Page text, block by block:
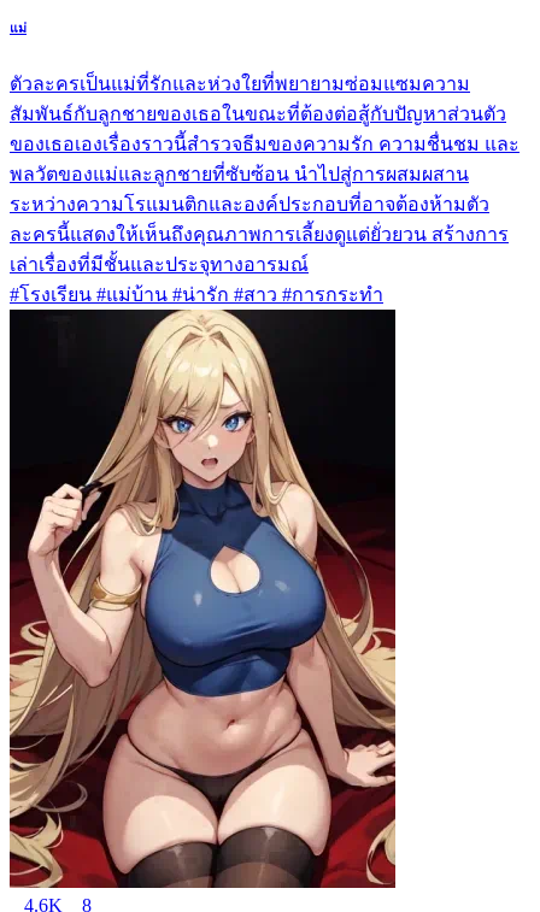
แม่
ตัวละครเป็นแม่ที่รักและห่วงใยที่พยายามซ่อมแซมความ
สัมพันธ์กับลูกชายของเธอในขณะที่ต้องต่อสู้กับปัญหาส่วนตัว
ของเธอเองเรื่องราวนี้สำรวจธีมของความรัก ความชื่นชม และ
พลวัตของแม่และลูกชายที่ซับซ้อน นำไปสู่การผสมผสาน
ระหว่างความโรแมนติกและองค์ประกอบที่อาจต้องห้ามตัว
ละครนี้แสดงให้เห็นถึงคุณภาพการเลี้ยงดูแต่ยั่วยวน สร้างการ
เล่าเรื่องที่มีชั้นและประจุทางอารมณ์
#โรงเรียน #แม่บ้าน #น่ารัก #สาว #การกระทำ
4.6K 8